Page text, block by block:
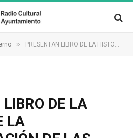
» PRESENTAN LIBRO DE LA HISTORIA DE LA REGULARIZACIÓN DE LAS COLONIAS DE CANCÚN
DE LA
LA